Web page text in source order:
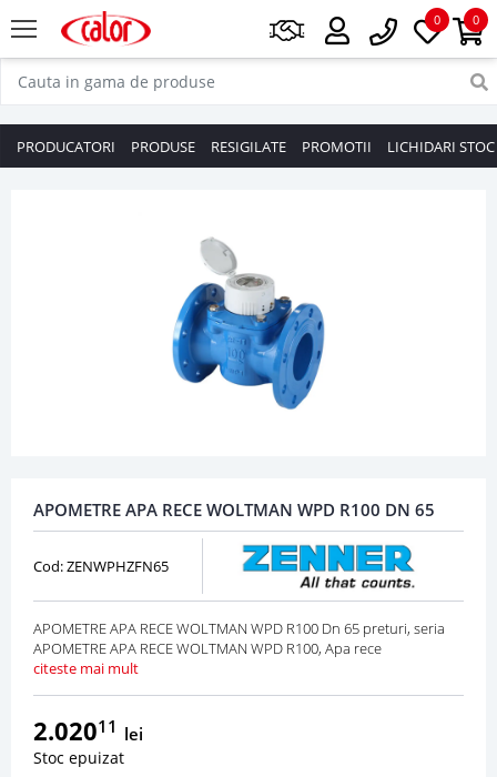
0
0
PRODUCATORI PRODUSE RESIGILATE PROMOTII LICHIDARI STOC
APOMETRE APA RECE WOLTMAN WPD R100 DN 65
Cod: ZENWPHZFN65
APOMETRE APA RECE WOLTMAN WPD R100 Dn 65 preturi, seria
APOMETRE APA RECE WOLTMAN WPD R100, Apa rece
citeste mai mult
2.02011 lei
Stoc epuizat